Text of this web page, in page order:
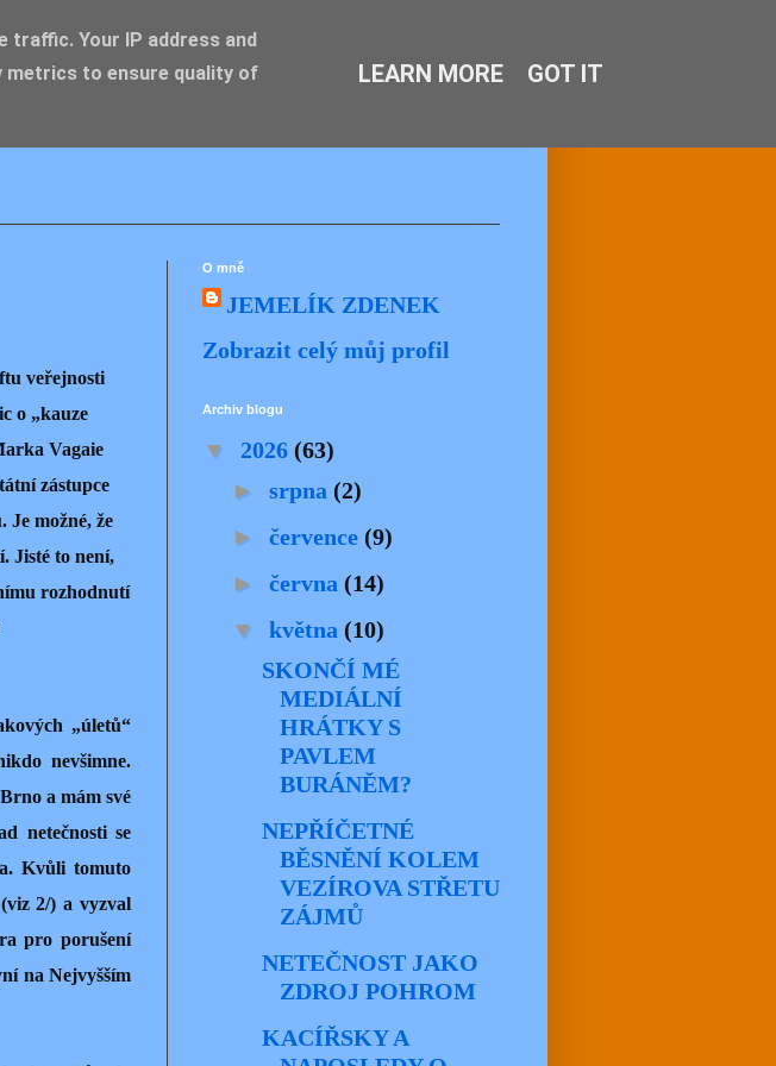
veřejnosti
o „kauze
Vagaie
zástupce
možné, že
Jisté to není,
rozhodnutí
„úletů“
nevšimne.
a mám své
netečnosti se
Kvůli tomuto
2/) a vyzval
pro porušení
na Nejvyšším
O mně
JEMELÍK ZDENEK
Zobrazit celý můj profil
Archiv blogu
▼ 2026 (63)
► srpna (2)
► července (9)
► června (14)
▼ května (10)
SKONČÍ MÉ
MEDIÁLNÍ
HRÁTKY S
PAVLEM
BURÁNĚM?
NEPŘÍČETNÉ
BĚSNĚNÍ KOLEM
VEZÍROVA STŘETU
ZÁJMŮ
NETEČNOST JAKO
ZDROJ POHROM
KACÍŘSKY A
traffic. Your IP address and
metrics to ensure quality of
LEARN MORE GOT IT